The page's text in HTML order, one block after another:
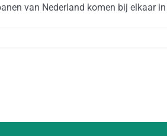
van Nederland komen bij elkaar in